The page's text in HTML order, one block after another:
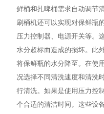
鲜桶和扎啤桶需求自动调节
刷桶机还可以实现对保鲜瓶
压力控制器、电源开关等。
水分超标而造成的损坏。此
将保鲜瓶的水分降至。在使
况选择不同清洗速度和清洗
行清洗。如果是使用压力控
个合适的清洁时间。这些设